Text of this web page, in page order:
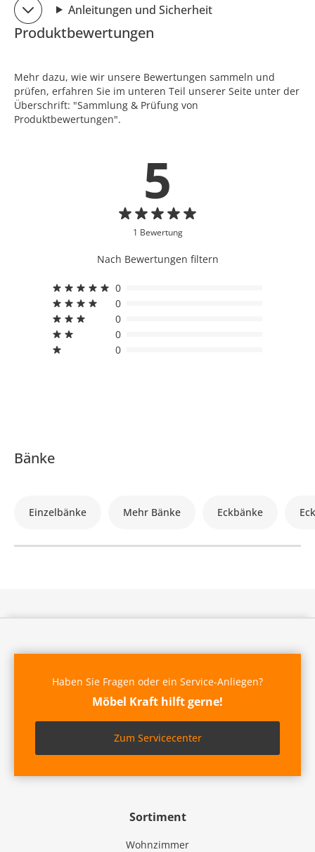
Anleitungen und Sicherheit
Produktbewertungen
Mehr dazu, wie wir unsere Bewertungen sammeln und
prüfen, erfahren Sie im unteren Teil unserer Seite unter der
Überschrift: "Sammlung & Prüfung von
Produktbewertungen".
5
1 Bewertung
Nach Bewertungen filtern
0
0
0
0
0
Bänke
Einzelbänke Mehr Bänke Eckbänke
Sortiment
Wohnzimmer
Haben Sie Fragen oder ein Service-Anliegen?
Möbel Kraft hilft gerne!
Zum Servicecenter